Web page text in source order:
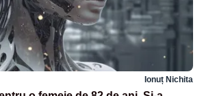
Ionuț Nichita